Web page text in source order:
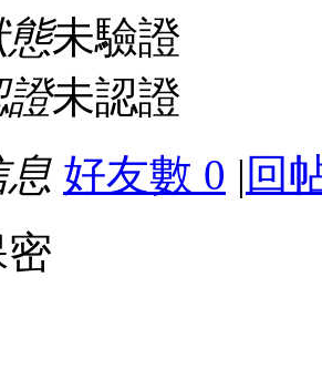
態未驗證
證未認證
好友數 0 | 回